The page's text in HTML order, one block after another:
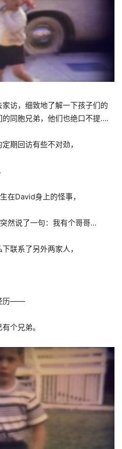
访，细致地了解一下孩子们的
同胞兄弟，他们也绝口不提….
期回访有些不对劲，
在David身上的怪事，
然说了一句：我有个哥哥…
联系了另外两家人，
历——
个兄弟。